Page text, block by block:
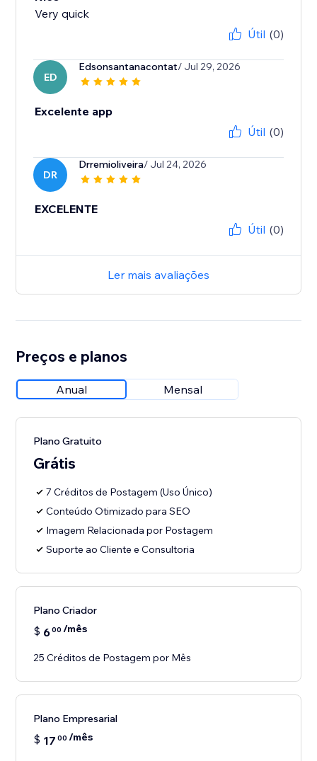
Very quick
Útil (0)
ED
Edsonsantanacontat/ Jul 29, 2026
Excelente app
Útil (0)
DR
Drremioliveira/ Jul 24, 2026
EXCELENTE
Útil (0)
Ler mais avaliações
Preços e planos
Anual Mensal
Plano Gratuito
Grátis
7 Créditos de Postagem (Uso Único)
Conteúdo Otimizado para SEO
Imagem Relacionada por Postagem
Suporte ao Cliente e Consultoria
Plano Criador
$ 600 /mês
25 Créditos de Postagem por Mês
Plano Empresarial
$ 17 00 /mês